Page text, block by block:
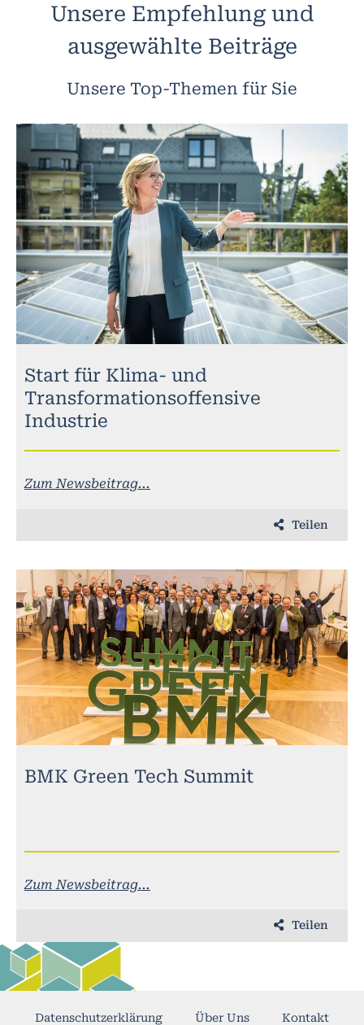
Unsere Empfehlung und
ausgewählte Beiträge
Unsere Top-Themen für Sie
Start für Klima- und
Transformationsoffensive
Industrie
Zum Newsbeitrag...
Teilen
BMK Green Tech Summit
Zum Newsbeitrag...
Teilen
Datenschutzerklärung Über Uns Kontakt